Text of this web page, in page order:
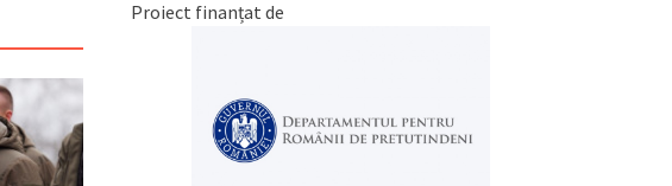
Proiect finanțat de